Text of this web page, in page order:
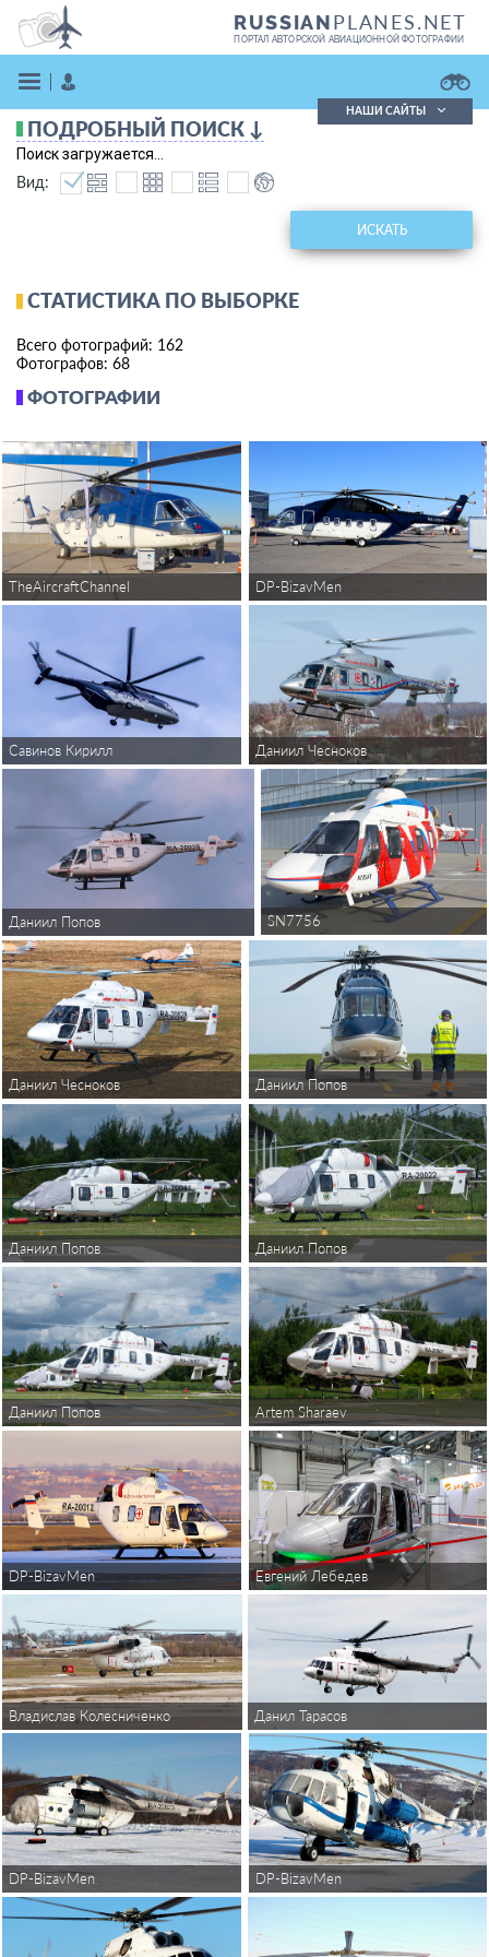
RUSSIANPLANES.NET
ПОРТАЛ АВТОРСКОЙ АВИАЦИОННОЙ ФОТОГРАФИИ
Поиск в реестре
Кратко
Подробно
НАШИ САЙТЫ
ФОТОГРАФИИ
TheAircraftChannel DP-BizavMen
Савинов Кирилл Даниил Чесноков
Даниил Попов SN7756
Даниил Чесноков Даниил Попов
Даниил Попов Даниил Попов
Даниил Попов Artem Sharaev
DP-BizavMen Евгений Лебедев
Владислав Колесниченко Данил Тарасов
DP-BizavMen DP-BizavMen
ПОДРОБНЫЙ ПОИСК ↓
Поиск загружается...
Вид:
ИСКАТЬ
СТАТИСТИКА ПО ВЫБОРКЕ
Всего фотографий: 162
Фотографов: 68